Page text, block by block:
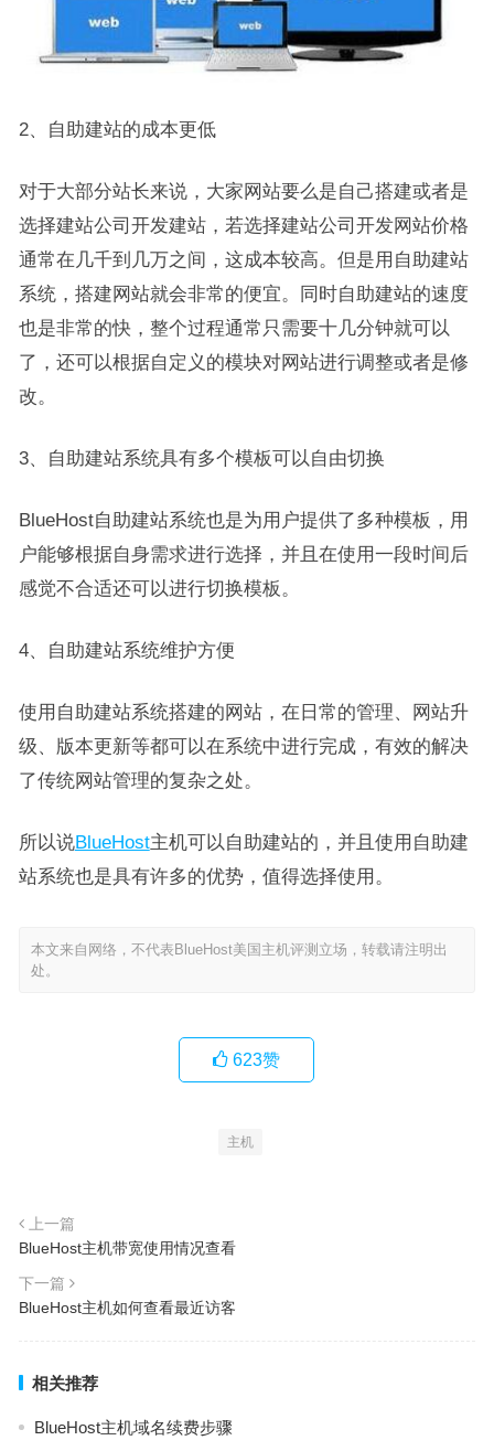
2、自助建站的成本更低
对于大部分站长来说，大家网站要么是自己搭建或者是
选择建站公司开发建站，若选择建站公司开发网站价格
通常在几千到几万之间，这成本较高。但是用自助建站
系统，搭建网站就会非常的便宜。同时自助建站的速度
也是非常的快，整个过程通常只需要十几分钟就可以
了，还可以根据自定义的模块对网站进行调整或者是修
改。
3、自助建站系统具有多个模板可以自由切换
BlueHost自助建站系统也是为用户提供了多种模板，用
户能够根据自身需求进行选择，并且在使用一段时间后
感觉不合适还可以进行切换模板。
4、自助建站系统维护方便
使用自助建站系统搭建的网站，在日常的管理、网站升
级、版本更新等都可以在系统中进行完成，有效的解决
了传统网站管理的复杂之处。
所以说BlueHost主机可以自助建站的，并且使用自助建
站系统也是具有许多的优势，值得选择使用。
本文来自网络，不代表BlueHost美国主机评测立场，转载请注明出
处。
623赞
主机
上一篇
BlueHost主机带宽使用情况查看
下一篇
BlueHost主机如何查看最近访客
相关推荐
BlueHost主机域名续费步骤